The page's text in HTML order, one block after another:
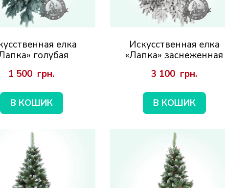
елка
голубая
1 500  грн.
В КОШИК
Искусственная елка
«Лапка» заснеженная
3 100  грн.
В КОШИК